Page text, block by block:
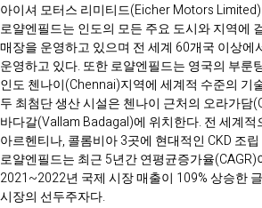
아이셔 모터스 리미티드(Eicher Motors
로얄엔필드는 인도의 모든 주요 도시와 지역에
매장을 운영하고 있으며 전 세계 60개국 이상에
운영하고 있다. 또한 로얄엔필드는 영국의 부
인도 첸나이(Chennai)지역에 세계적 수준의 기
두 최첨단 생산 시설은 첸나이 근처의 오라가담
바다갈(Vallam Badagal)에 위치한다. 전 세계적
아르헨티나, 콜롬비아 3곳에 현대적인 CKD 조
로얄엔필드는 최근 5년간 연평균증가율(CAGR)
2021~2022년 국제 시장 매출이 109% 상승한
시장의 선두주자다.